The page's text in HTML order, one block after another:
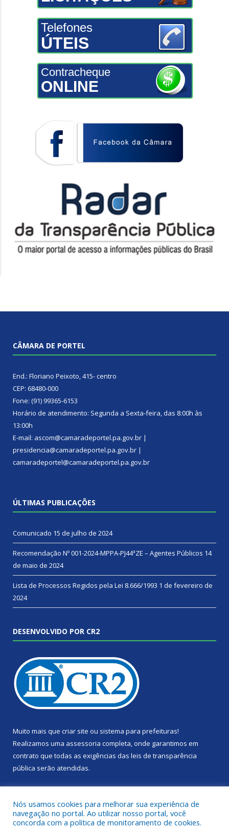
Telefones
ÚTEIS
Contracheque
ONLINE
CÂMARA DE PORTEL
End.: Floriano Peixoto, 415- centro
CEP: 68480-000
Fone: (91) 99365-6153
Horário de atendimento: Segunda a Sexta-feira, das 8:00h às
13:00h
E-mail: ascom@camaradeportel.pa.gov.br |
presidencia@camaradeportel.pa.gov.br |
camaradeportel@camaradeportel.pa.gov.br
ÚLTIMAS PUBLICAÇÕES
Comunicado 15 de julho de 2024
Recomendação Nº 001-2024-MPPA-PJ44ªZE – Agentes Públicos 14
de maio de 2024
Lista de Processos Regidos pela Lei 8.666/1993 1 de fevereiro de
2024
DESENVOLVIDO POR CR2
Muito mais que criar site ou sistema para prefeituras!
Realizamos uma assessoria completa, onde garantimos em
contrato que todas as exigências das leis de transparência
pública serão atendidas.
Nós usamos cookies para melhorar sua experiência de
navegação no portal. Ao utilizar nosso portal, você
concorda com a política de monitoramento de cookies.